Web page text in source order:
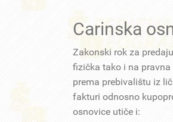
Carinska
Zakonski rok za
fizička tako i na
prema prebivalištu iz
fakturi odnosno
osnovice utiče i: